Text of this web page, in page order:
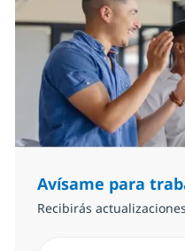
Avísame para
Recibirás